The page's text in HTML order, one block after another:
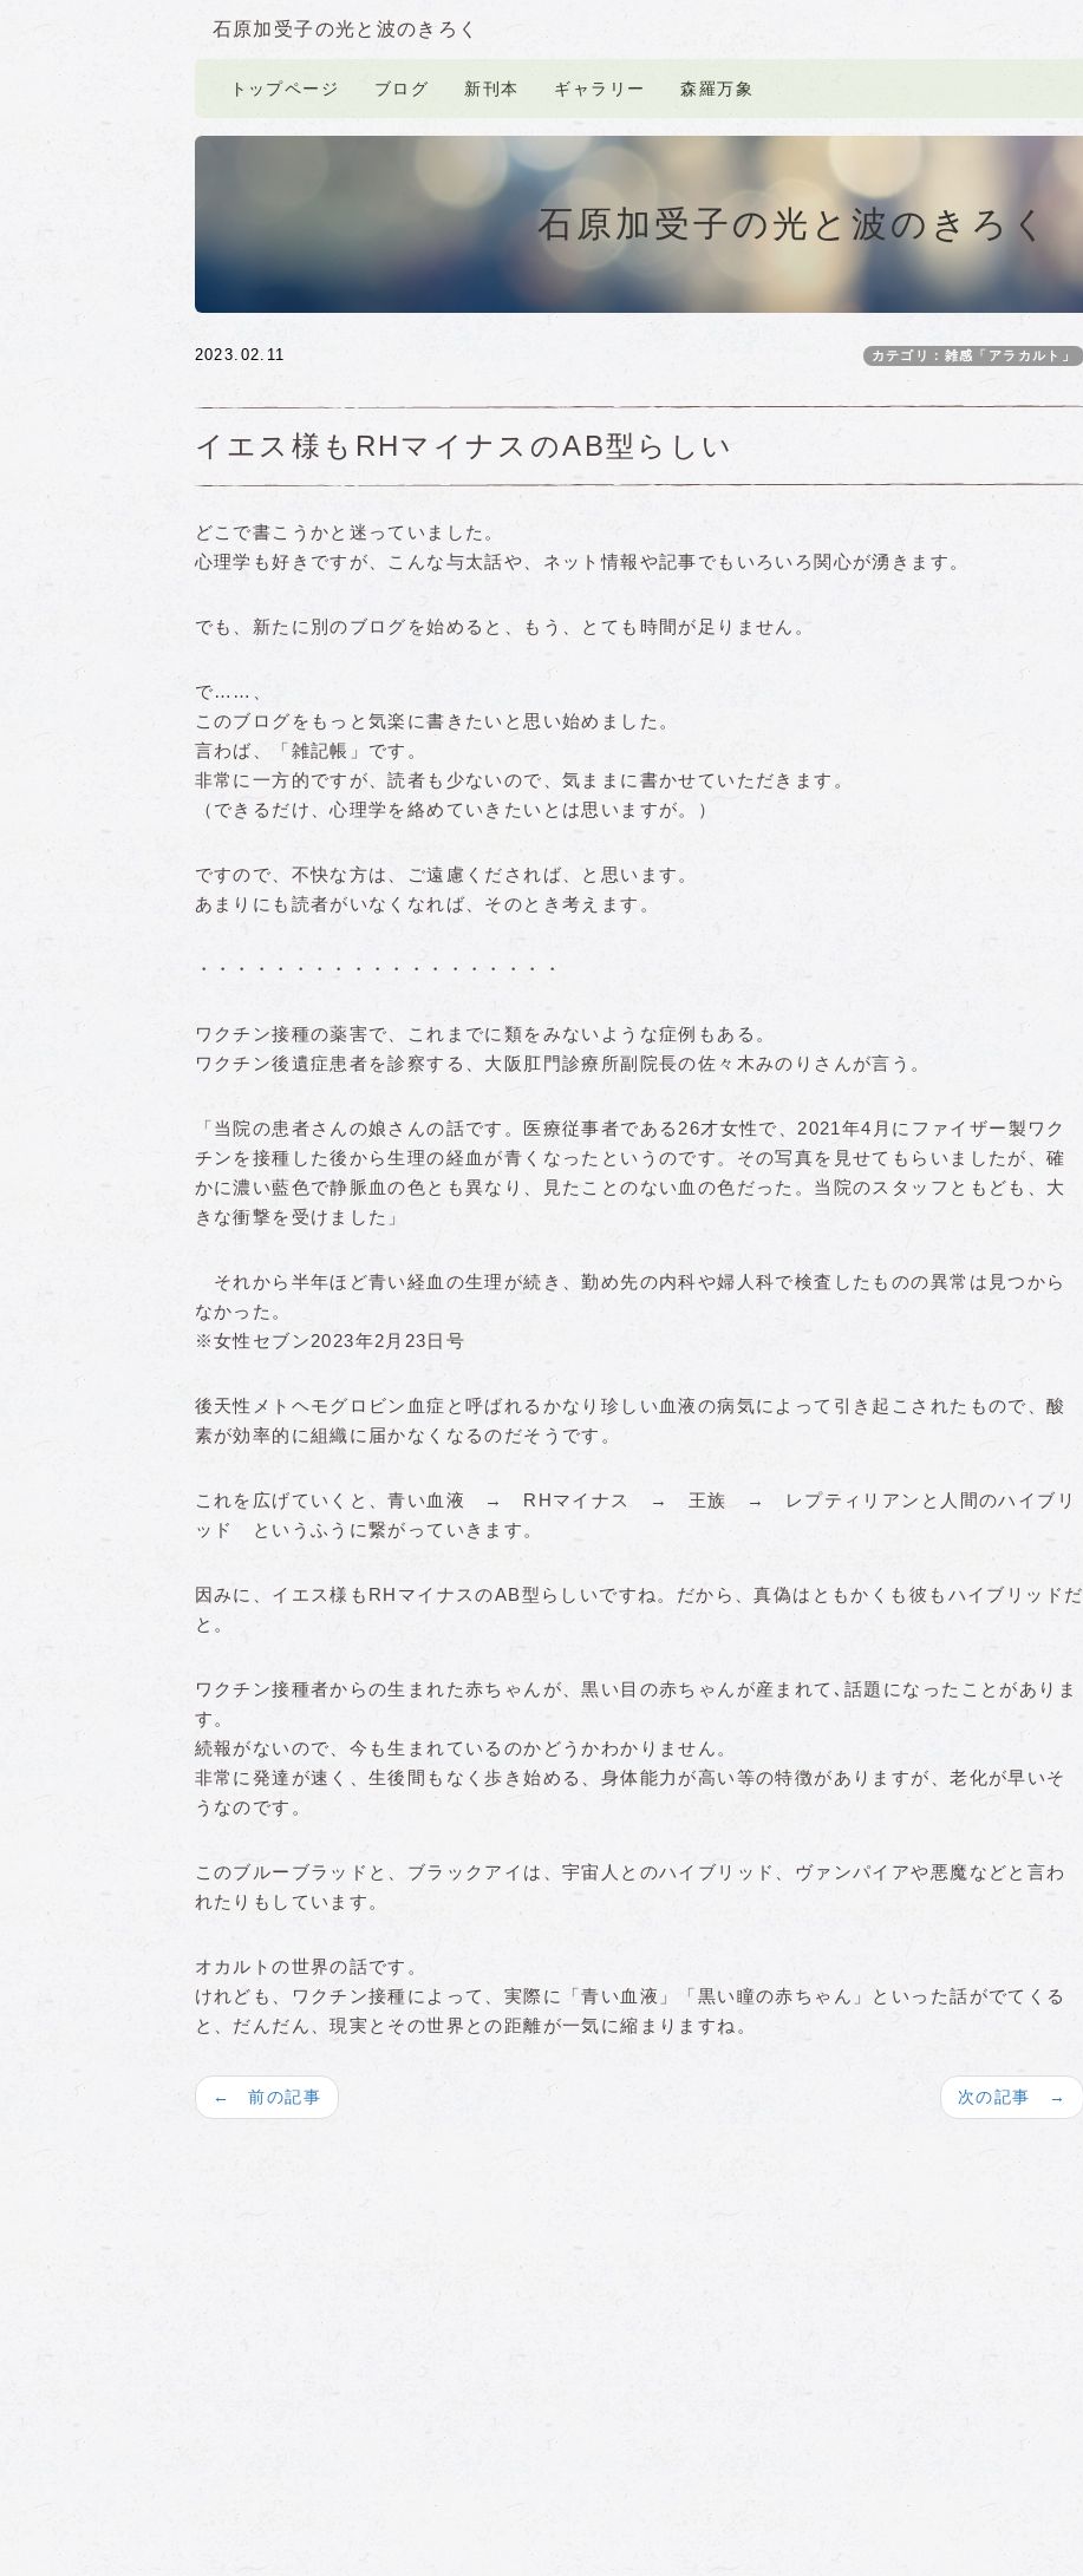
石原加受子の光と波のきろく
トップページ ブログ 新刊本 ギャラリー 森羅万象
石原加受子の光と波のきろく
2023.02.11 カテゴリ：雑感「アラカルト」
イエス様もRHマイナスのAB型らしい
どこで書こうかと迷っていました。
心理学も好きですが、こんな与太話や、ネット情報や記事でもいろいろ関心が湧きます。
でも、新たに別のブログを始めると、もう、とても時間が足りません。
で……、
このブログをもっと気楽に書きたいと思い始めました。
言わば、「雑記帳」です。
非常に一方的ですが、読者も少ないので、気ままに書かせていただきます。
（できるだけ、心理学を絡めていきたいとは思いますが。）
ですので、不快な方は、ご遠慮くだされば、と思います。
あまりにも読者がいなくなれば、そのとき考えます。
・・・・・・・・・・・・・・・・・・・
ワクチン接種の薬害で、これまでに類をみないような症例もある。
ワクチン後遺症患者を診察する、大阪肛門診療所副院長の佐々木みのりさんが言う。
「当院の患者さんの娘さんの話です。医療従事者である26才女性で、2021年4月にファイザー製ワク
チンを接種した後から生理の経血が青くなったというのです。その写真を見せてもらいましたが、確
かに濃い藍色で静脈血の色とも異なり、見たことのない血の色だった。当院のスタッフともども、大
きな衝撃を受けました」
それから半年ほど青い経血の生理が続き、勤め先の内科や婦人科で検査したものの異常は見つから
なかった。
※女性セブン2023年2月23日号
後天性メトヘモグロビン血症と呼ばれるかなり珍しい血液の病気によって引き起こされたもので、酸
素が効率的に組織に届かなくなるのだそうです。
これを広げていくと、青い血液 → RHマイナス → 王族 → レプティリアンと人間のハイブリ
ッド というふうに繋がっていきます。
因みに、イエス様もRHマイナスのAB型らしいですね。だから、真偽はともかくも彼もハイブリッドだ
と。
ワクチン接種者からの生まれた赤ちゃんが、黒い目の赤ちゃんが産まれて､話題になったことがありま
す。
続報がないので、今も生まれているのかどうかわかりません。
非常に発達が速く、生後間もなく歩き始める、身体能力が高い等の特徴がありますが、老化が早いそ
うなのです。
このブルーブラッドと、ブラックアイは、宇宙人とのハイブリッド、ヴァンパイアや悪魔などと言わ
れたりもしています。
オカルトの世界の話です。
けれども、ワクチン接種によって、実際に「青い血液」「黒い瞳の赤ちゃん」といった話がでてくる
と、だんだん、現実とその世界との距離が一気に縮まりますね。
次の記事 →
← 前の記事